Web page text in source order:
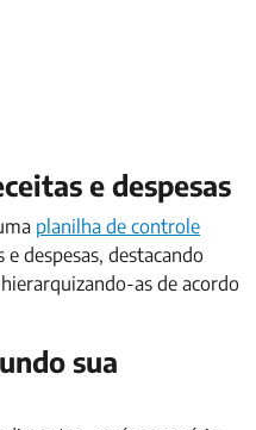
e despesas
planilha de controle
e despesas, destacando
as de acordo
sua